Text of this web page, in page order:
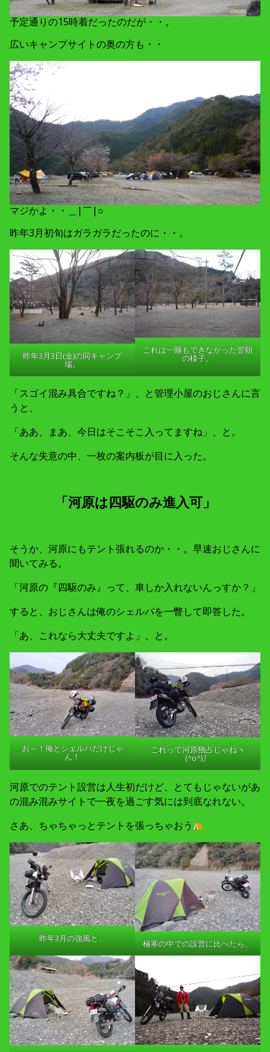
予定通りの15時着だったのだが・・。
広いキャンプサイトの奥の方も・・
マジかよ・・＿|￣|○
昨年3月初旬はガラガラだったのに・・。
昨年3月3日(金)の同キャンプ
場。
これは一睡もできなかった翌朝
の様子。
「スゴイ混み具合ですね？」、と管理小屋のおじさんに言
うと、
「ああ、まあ、今日はそこそこ入ってますね」、と。
そんな失意の中、一枚の案内板が目に入った。
「河原は四駆のみ進入可」
そうか、河原にもテント張れるのか・・。早速おじさんに
聞いてみる。
「河原の『四駆のみ』って、車しか入れないんっすか？」
すると、おじさんは俺のシェルパを一瞥して即答した。
「あ、これなら大丈夫ですよ」、と。
お～！俺とシェルパだけじゃ
ん！
これって河原独占じゃねヽ
(^o^)丿
河原でのテント設営は人生初だけど、とてもじゃないがあ
の混み混みサイトで一夜を過ごす気には到底なれない。
さあ、ちゃちゃっとテントを張っちゃおう
昨年3月の強風と、 極寒の中での設営に比べたら、